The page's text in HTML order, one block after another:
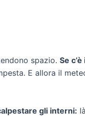
spazio. Se
E allora il
gli interni: